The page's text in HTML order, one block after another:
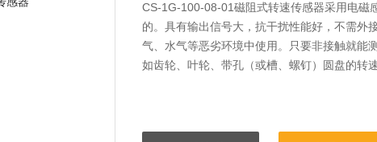
CS-1G-100-08-01磁阻式转速传感器采用电磁
的。具有输出信号大，抗干扰性能好，不需外
气、水气等恶劣环境中使用。只要非接触就能
如齿轮、叶轮、带孔（或槽、螺钉）圆盘的转